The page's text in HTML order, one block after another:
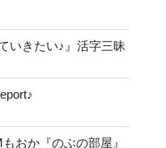
いきたい♪』活字三昧
おか『のぶの部屋』